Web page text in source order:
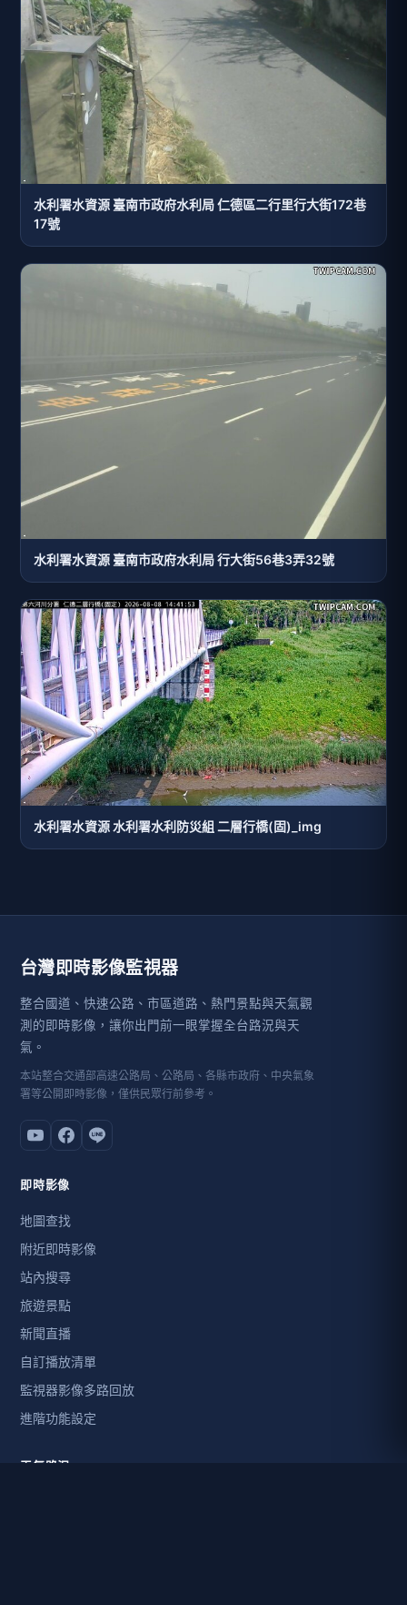
水利署水資源 臺南市政府水利局 仁德區二行里行大街172巷
17號
水利署水資源 臺南市政府水利局 行大街56巷3弄32號
水利署水資源 水利署水利防災組 二層行橋(固)_img
台灣即時影像監視器
整合國道、快速公路、市區道路、熱門景點與天氣觀
測的即時影像，讓你出門前一眼掌握全台路況與天
氣。
本站整合交通部高速公路局、公路局、各縣市政府、中央氣象
署等公開即時影像，僅供民眾行前參考。
即時影像
地圖查找
附近即時影像
站內搜尋
旅遊景點
新聞直播
自訂播放清單
監視器影像多路回放
進階功能設定
天氣路況